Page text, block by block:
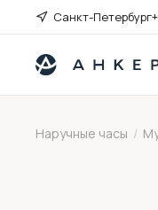
Санкт-Петербург
Наручные часы /